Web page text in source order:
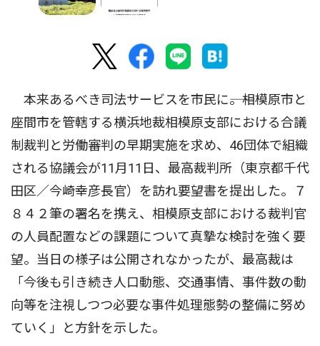
本来あるべき司法サービスを市民に――。相模原市と
座間市を管轄する横浜地裁相模原支部における合議
制裁判と労働審判の早期実施を求め、46団体で組織
される協議会が11月11日、最高裁判所（東京都千代
田区／今崎幸彦長官）を訪れ要望書を提出した。７
８４２筆の署名を携え、相模原支部における裁判官
の人員配置などの課題について真摯な検討を強く要
望。当日の様子は公開されなかったが、最高裁は
「今後も引き続き人口動態、交通事情、事件数の動
向等を注視しつつ必要な事件処理態勢の整備に努め
ていく」と方針を示した。